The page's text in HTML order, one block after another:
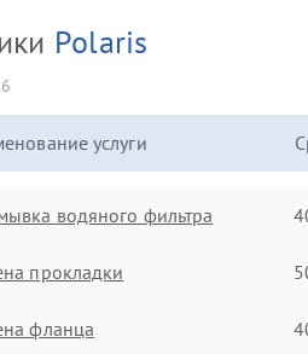
Polaris
услуги
водяного фильтра
прокладки
фланца